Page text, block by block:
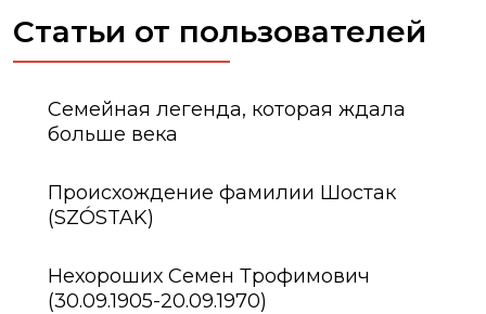
Статьи от пользователей
Семейная легенда, которая ждала
больше века
Происхождение фамилии Шостак
(SZÓSTAK)
Нехороших Семен Трофимович
(30.09.1905-20.09.1970)